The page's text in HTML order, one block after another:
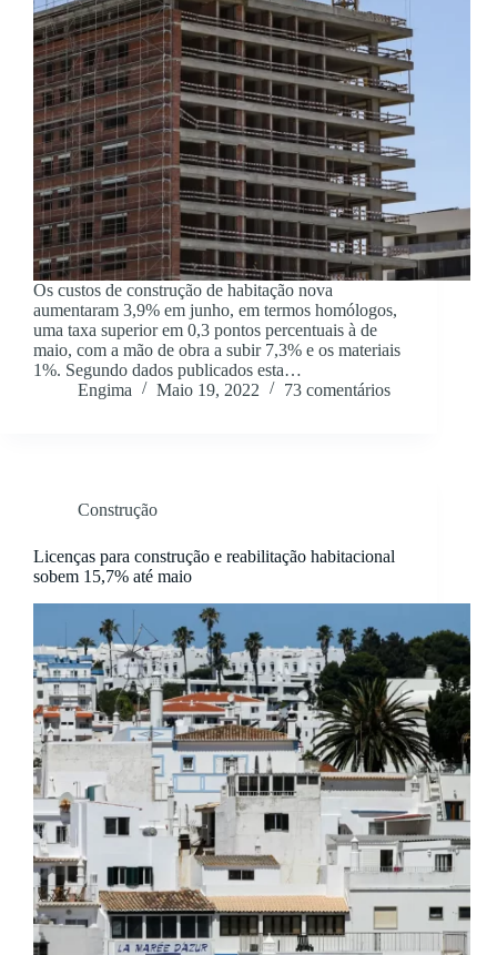
Os custos de construção de habitação nova
aumentaram 3,9% em junho, em termos homólogos,
uma taxa superior em 0,3 pontos percentuais à de
maio, com a mão de obra a subir 7,3% e os materiais
1%. Segundo dados publicados esta…
Engima
Maio 19, 2022 73 comentários
Construção
Licenças para construção e reabilitação habitacional
sobem 15,7% até maio